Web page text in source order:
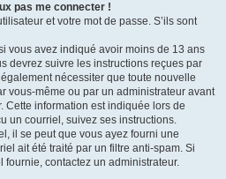
pas me connecter !
et votre mot de passe. S’ils sont
vous avez indiqué avoir moins de 13 ans
devrez suivre les instructions reçues par
nécessiter que toute nouvelle
vous-même ou par un administrateur avant
Cette information est indiquée lors de
un courriel, suivez ses instructions.
il se peut que vous ayez fourni une
ait été traité par un filtre anti-spam. Si
fournie, contactez un administrateur.